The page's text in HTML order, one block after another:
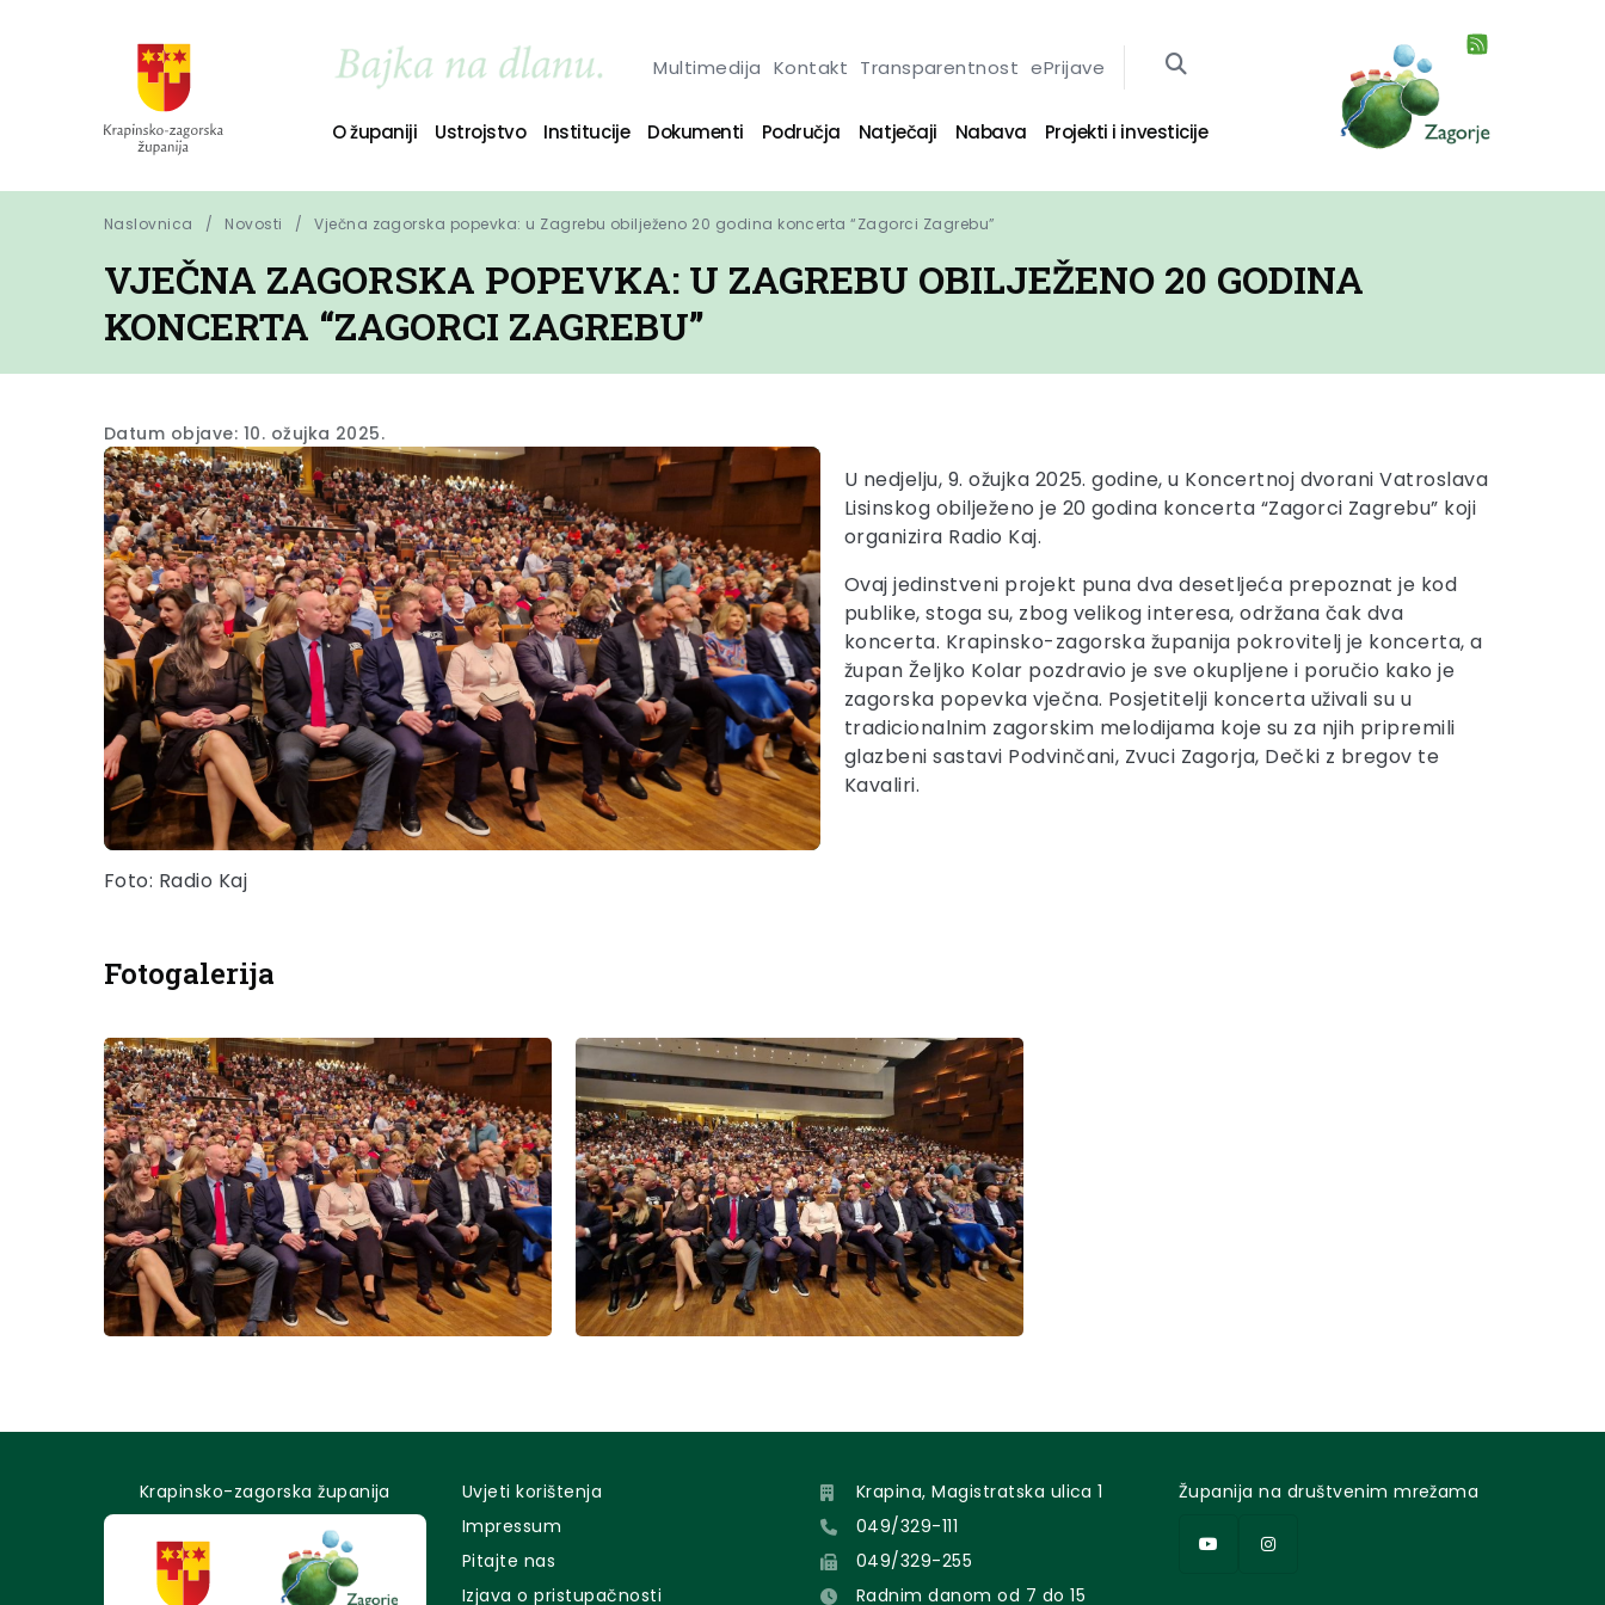
Multimedija Kontakt Transparentnost ePrijave
O županiji Ustrojstvo Institucije Dokumenti Područja Natječaji Nabava Projekti i investicije
Naslovnica Novosti Vječna zagorska popevka: u Zagrebu obilježeno 20 godina koncerta “Zagorci Zagrebu”
VJEČNA ZAGORSKA POPEVKA: U ZAGREBU OBILJEŽENO 20 GODINA
KONCERTA “ZAGORCI ZAGREBU”
Datum objave: 10. ožujka 2025.
U nedjelju, 9. ožujka 2025. godine, u Koncertnoj dvorani Vatroslava
Lisinskog obilježeno je 20 godina koncerta “Zagorci Zagrebu” koji
organizira Radio Kaj.
Ovaj jedinstveni projekt puna dva desetljeća prepoznat je kod
publike, stoga su, zbog velikog interesa, održana čak dva
koncerta. Krapinsko-zagorska županija pokrovitelj je koncerta, a
župan Željko Kolar pozdravio je sve okupljene i poručio kako je
zagorska popevka vječna. Posjetitelji koncerta uživali su u
tradicionalnim zagorskim melodijama koje su za njih pripremili
glazbeni sastavi Podvinčani, Zvuci Zagorja, Dečki z bregov te
Kavaliri.
Foto: Radio Kaj
Fotogalerija
Krapinsko-zagorska županija
Uvjeti korištenja
Impressum
Pitajte nas
Izjava o pristupačnosti
Krapina, Magistratska ulica 1
049/329-111
049/329-255
Radnim danom od 7 do 15
Županija na društvenim mrežama